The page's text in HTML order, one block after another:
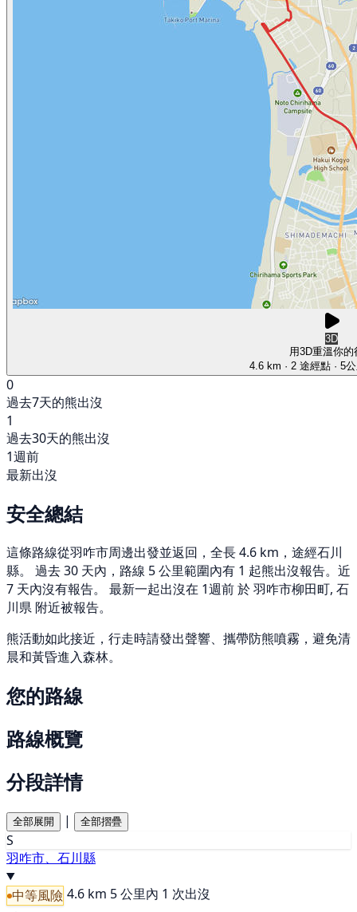
3D
用3D重溫你的
4.6 km · 2 途經點 · 5
0
過去7天的熊出沒
1
過去30天的熊出沒
1週前
最新出沒
安全總結
這條路線從羽咋市周邊出發並返回，全長 4.6 km，途經石川
縣。 過去 30 天內，路線 5 公里範圍內有 1 起熊出沒報告。近
7 天內沒有報告。 最新一起出沒在 1週前 於 羽咋市柳田町, 石
川県 附近被報告。
熊活動如此接近，行走時請發出聲響、攜帶防熊噴霧，避免清
晨和黃昏進入森林。
您的路線
路線概覽
分段詳情
全部展開 | 全部摺疊
S
羽咋市、石川縣
中等風險 4.6 km 5 公里內 1 次出沒